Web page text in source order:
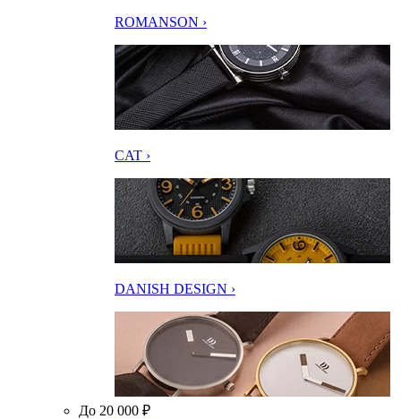
ROMANSON ›
CAT ›
DANISH DESIGN ›
До 20 000 ₽